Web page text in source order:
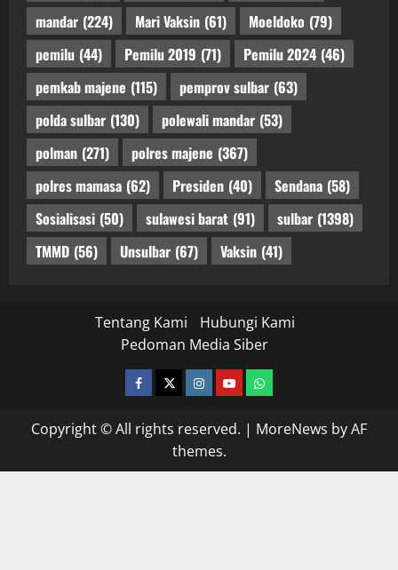
mandar (224) Mari Vaksin (61) Moeldoko (79)
pemilu (44) Pemilu 2019 (71) Pemilu 2024 (46)
pemkab majene (115) pemprov sulbar (63)
polda sulbar (130) polewali mandar (53)
polman (271) polres majene (367)
polres mamasa (62) Presiden (40) Sendana (58)
Sosialisasi (50) sulawesi barat (91) sulbar (1398)
TMMD (56) Unsulbar (67) Vaksin (41)
Tentang Kami
Hubungi Kami
Pedoman Media Siber
facebooktwitterinstagram.com
youtubewhatsapp
Copyright © All rights reserved. | MoreNews by AF
themes.